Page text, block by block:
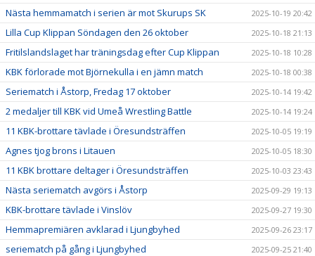
Nästa hemmamatch i serien är mot Skurups SK 2025-10-19 20:42
Lilla Cup Klippan Söndagen den 26 oktober 2025-10-18 21:13
Fritilslandslaget har träningsdag efter Cup Klippan 2025-10-18 10:28
KBK förlorade mot Björnekulla i en jämn match 2025-10-18 00:38
Seriematch i Åstorp, Fredag 17 oktober 2025-10-14 19:42
2 medaljer till KBK vid Umeå Wrestling Battle 2025-10-14 19:24
11 KBK-brottare tävlade i Öresundsträffen 2025-10-05 19:19
Agnes tjog brons i Litauen 2025-10-05 18:30
11 KBK brottare deltager i Öresundsträffen 2025-10-03 23:43
Nästa seriematch avgörs i Åstorp 2025-09-29 19:13
KBK-brottare tävlade i Vinslöv 2025-09-27 19:30
Hemmapremiären avklarad i Ljungbyhed 2025-09-26 23:17
seriematch på gång i Ljungbyhed 2025-09-25 21:40